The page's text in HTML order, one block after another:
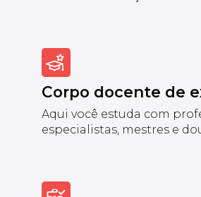
Corpo docente de
Aqui você estuda com
especialistas, mestres e